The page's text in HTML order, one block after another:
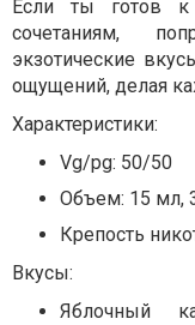
Если ты готов к
сочетаниям,
экзотические
ощущений, делая
Характеристики:
Vg/pg: 50/50
Объем: 15 мл,
Крепость
Вкусы:
Яблочный